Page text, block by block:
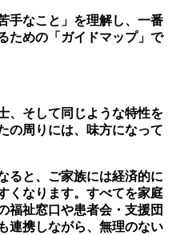
手なこと」を理解し、一番
ための「ガイドマップ」で
、そして同じような特性を
の周りには、味方になって
ると、ご家族には経済的に
くなります。すべてを家庭
福祉窓口や患者会・支援団
連携しながら、無理のない